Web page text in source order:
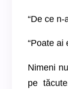
“De ce n-
“Poate ai
Nimeni
pe